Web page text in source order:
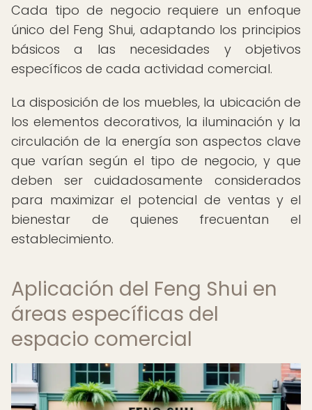
Cada tipo de negocio requiere un enfoque
único del Feng Shui, adaptando los principios
básicos a las necesidades y objetivos
específicos de cada actividad comercial.
La disposición de los muebles, la ubicación de
los elementos decorativos, la iluminación y la
circulación de la energía son aspectos clave
que varían según el tipo de negocio, y que
deben ser cuidadosamente considerados
para maximizar el potencial de ventas y el
bienestar de quienes frecuentan el
establecimiento.
Aplicación del Feng Shui en
áreas específicas del
espacio comercial